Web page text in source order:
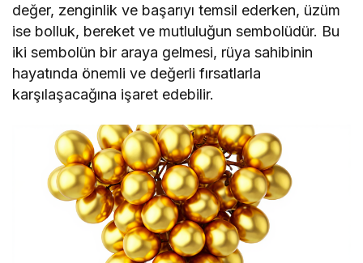
değer, zenginlik ve başarıyı temsil ederken, üzüm
ise bolluk, bereket ve mutluluğun sembolüdür. Bu
iki sembolün bir araya gelmesi, rüya sahibinin
hayatında önemli ve değerli fırsatlarla
karşılaşacağına işaret edebilir.